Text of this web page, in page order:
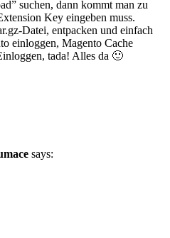
suchen, dann kommt man zu
Key eingeben muss.
Datei, entpacken und einfach
einloggen, Magento Cache
tada! Alles da 🙂
says: